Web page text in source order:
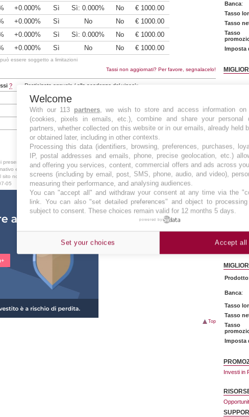
+0.000% Sì Sì: 0.000% No
€ 1000.00
+0.000% Sì No No
€ 1000.00
+0.000% Sì Sì: 0.000% No
€ 1000.00
+0.000% Sì No No € 1000.00
essere soggetto a limitazioni
Tassi non aggiornati? Per favore, segnalacelo!
? Posticipata annuale / alla scadenza del vincolo
Minima1000.00 •Massima
Importo minimo1000.00 •Numero massimo N.D.
https://www.bancaprivataleasing.it/wp-content/uplo...
Invia questa pagina ad un amico
Condividi
presentate sono pubbliche e tratte dai rispettivi siti web o materiali. Il presente sito ha
ed i dati riportati non devono intendersi come consulenza in materia di
sito non può essere considerato responsabile in caso di errori e/o inesattezze. Ultimo
05
Top
Banca:
Tasso
Tasso
Tasso
Imposta
Tasso
Tasso
Tasso
Imposta
Banca
Tasso
Imposta
Prodotto
Banca:
Tasso
Tasso
Tasso
Imposta
Investi in
Welcome
With our 113 partners, we wish to store and access information on
(cookies, pixels in emails, etc.), combine and share your personal
partners, whether collected on this website or in our emails, already held
or obtained later, including in other contexts.
Processing this data (identifiers, browsing, preferences, purchases,
IP, postal addresses and emails, phone, precise geolocation, etc.)
and offering you services, content, commercial offers and ads across
screens (including by email, post, SMS, phone, audio, and video),
measuring their performance, and analysing audiences.
You can "accept all" and withdraw your consent at any time via the
link. You can also "set detailed preferences" and object to
subject to consent. These choices remain valid for 12 months 5 days.
powered by
Set your choices Accept all